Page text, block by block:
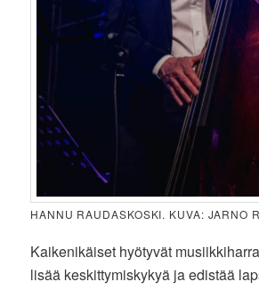
HANNU RAUDASKOSKI. KUVA: JARNO
Kaikenikäiset hyötyvät
lisää keskittymiskykyä ja edistää